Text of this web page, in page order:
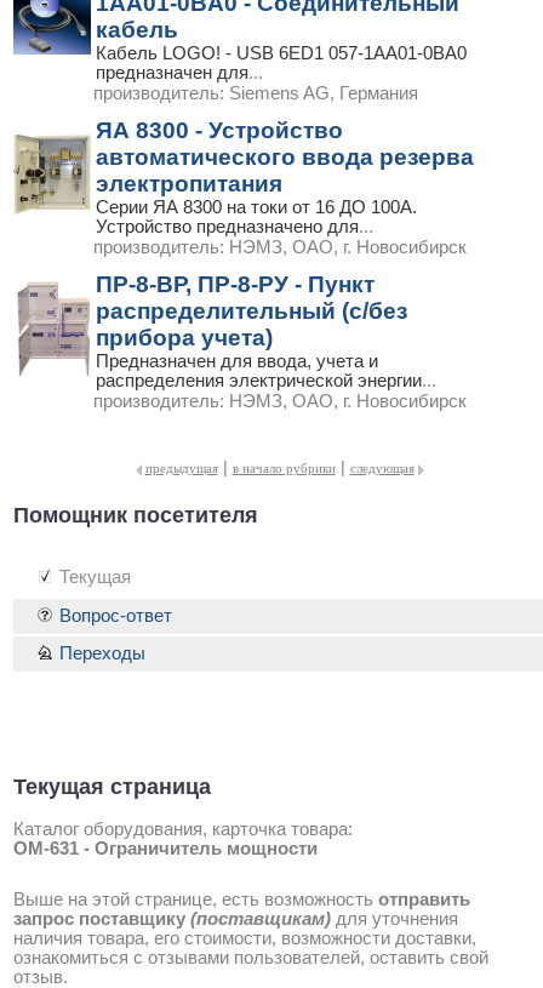
кабель
Кабель LOGO! - USB 6ED1 057-1AA01-0BA0
предназначен для...
производитель: Siemens AG, Германия
ЯА 8300 - Устройство
автоматического ввода резерва
электропитания
Серии ЯА 8300 на токи от 16 ДО 100А.
Устройство предназначено для...
производитель: НЭМЗ, ОАО, г. Новосибирск
ПР-8-ВР, ПР-8-РУ - Пункт
распределительный (с/без
прибора учета)
Предназначен для ввода, учета и
распределения электрической энергии...
производитель: НЭМЗ, ОАО, г. Новосибирск
предыдущая | в начало рубрики | следующая
Помощник посетителя
Текущая
Текущая страница
Каталог оборудования, карточка товара:
ОМ-631 - Ограничитель мощности
Выше на этой странице, есть возможность отправить
запрос поставщику (поставщикам) для уточнения
наличия товара, его стоимости, возможности доставки,
ознакомиться с отзывами пользователей, оставить свой
отзыв.
Вопрос-ответ
Переходы